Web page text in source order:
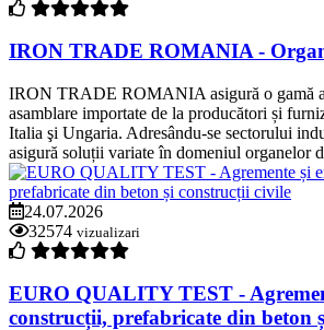
IRON TRADE ROMANIA -
IRON TRADE ROMANIA asigură o gamă
asamblare importate de la producători și
Italia şi Ungaria. Adresându-se sectorului
asigură soluții variate în domeniul organelor
24.07.2026
32574 vizualizari
EURO QUALITY TEST -
construcții, prefabricate din beton